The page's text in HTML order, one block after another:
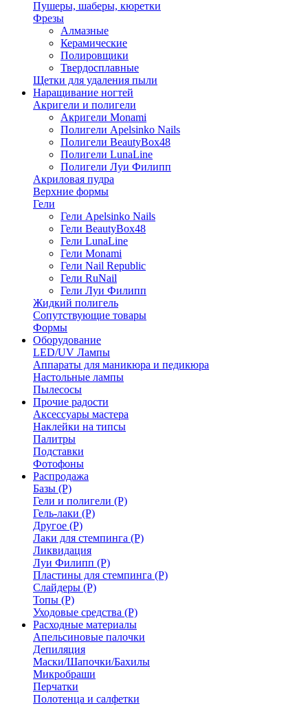
Пушеры, шаберы, кюретки
Фрезы
Алмазные
Керамические
Полировщики
Твердосплавные
Щетки для удаления пыли
Наращивание ногтей
Акригели и полигели
Акригели Monami
Полигели Apelsinko Nails
Полигели BeautyBox48
Полигели LunaLine
Полигели Луи Филипп
Акриловая пудра
Верхние формы
Гели
Гели Apelsinko Nails
Гели BeautyBox48
Гели LunaLine
Гели Monami
Гели Nail Republic
Гели RuNail
Гели Луи Филипп
Жидкий полигель
Сопутствующие товары
Формы
Оборудование
LED/UV Лампы
Аппараты для маникюра и педикюра
Настольные лампы
Пылесосы
Прочие радости
Аксессуары мастера
Наклейки на типсы
Палитры
Подставки
Фотофоны
Распродажа
Базы (Р)
Гели и полигели (Р)
Гель-лаки (Р)
Другое (Р)
Лаки для стемпинга (Р)
Ликвидация
Луи Филипп (Р)
Пластины для стемпинга (Р)
Слайдеры (Р)
Топы (Р)
Уходовые средства (Р)
Расходные материалы
Апельсиновые палочки
Депиляция
Маски/Шапочки/Бахилы
Микробраши
Перчатки
Полотенца и салфетки